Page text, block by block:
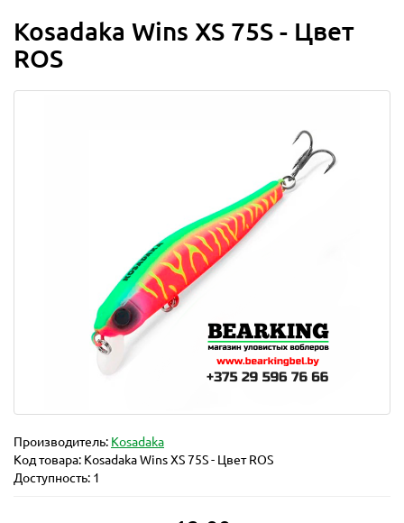
Kosadaka Wins XS 75S - Цвет
ROS
Производитель: Kosadaka
Код товара: Kosadaka Wins XS 75S - Цвет ROS
Доступность: 1